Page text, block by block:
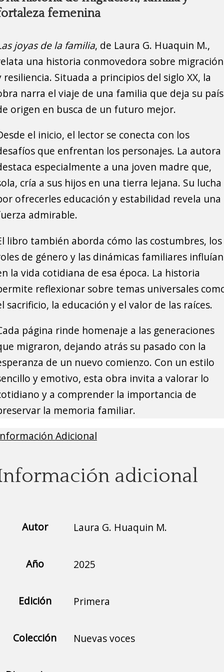
femenina
joyas de la familia, de Laura G. Huaquin M.,
una historia conmovedora sobre migración
resiliencia. Situada a principios del siglo XX, la
narra el viaje de una familia que deja su país
origen en busca de un futuro mejor.
el inicio, el lector se conecta con los
que enfrentan los personajes. La autora
especialmente a una joven madre que,
cría a sus hijos en una tierra lejana. Su lucha
ofrecerles educación y estabilidad revela una
admirable.
libro también aborda cómo las costumbres, los
de género y las dinámicas familiares influían
la vida cotidiana de esa época. La historia
reflexionar sobre temas universales
sacrificio, la educación y el valor de las raíces.
página rinde homenaje a las generaciones
migraron, dejando atrás su pasado con la
de un nuevo comienzo. Con un estilo
y emotivo, esta obra invita a valorar lo
y a comprender la importancia de
la memoria familiar.
Adicional
adicional
Autor Laura G. Huaquin M.
Año 2025
Edición Primera
Colección Nuevas voces